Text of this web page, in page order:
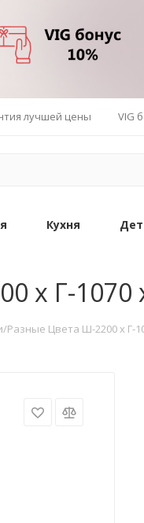
лучшей цены VIG
Кухня
х Г-1070
Цвета Ш-2200 х Г-